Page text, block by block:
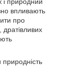
впливають
про
дратівливих